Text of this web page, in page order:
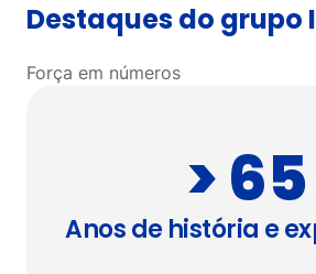
Destaques do grupo
Força em números
> 65
Anos de história e